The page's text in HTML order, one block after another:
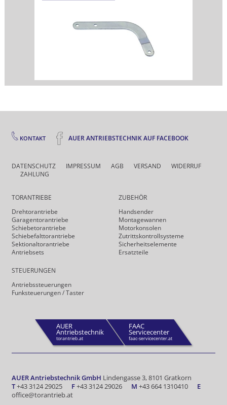
KONTAKT AUER ANTRIEBSTECHNIK AUF FACEBOOK
DATENSCHUTZ IMPRESSUM AGB VERSAND
WIDERRUF
ZAHLUNG
TORANTRIEBE
Drehtor­antriebe
Garagentorantriebe
Schiebetorantriebe
Schiebefalt­torantriebe
Sektionaltorantriebe
Antriebsets
STEUERUNGEN
Antriebs­steuerungen
Funk­steuerungen / Taster
ZUBEHÖR
Handsender
Montagewannen
Motorkonsolen
Zutrittskontrollsysteme
Sicherheits­elemente
Ersatzteile
AUER
Antriebstechnik
torantrieb.at
FAAC
Servicecenter
faac-servicecenter.at
AUER Antriebstechnik GmbH Lindengasse 3, 8101 Gratkorn
T+43 3124 29025 F+43 3124 29026 M +43 664 1310410
E
office@torantrieb.at